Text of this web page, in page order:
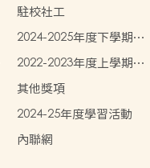
駐校社工
2024-2025年度下學期學
生書簿雜費
2022-2023年度上學期學
生書簿雜費
其他獎項
2024-25年度學習活動
內聯網